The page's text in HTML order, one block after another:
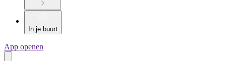
In je buurt
App openen